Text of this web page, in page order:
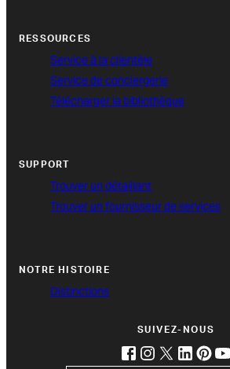
RESSOURCES
Service à la clientèle
Service de conciergerie
Télécharger la bibliothèque
SUPPORT
Trouver un détaillant
Trouver un fournisseur de services
NOTRE HISTOIRE
Distinctions
SUIVEZ-NOUS
facebook
instagram
twitterlinkedinpinterest